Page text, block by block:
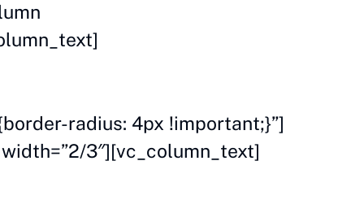
radius: 4px !important;}”]
3″][vc_column_text]